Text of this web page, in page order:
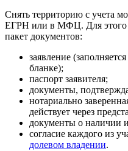
Снять территорию с учета
ЕГРН или в МФЦ. Для этого
пакет документов:
заявление
бланке);
паспорт заявителя;
документы,
нотариально
действует через
документы о наличии
согласие каждого из
долевом владении.